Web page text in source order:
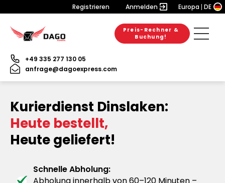
Registrieren Anmelden Europa DE
Preis-Rechner &
Buchung!
+49 335 277 130 05
anfrage@dagoexpress.com
Kurierdienst Dinslaken:
Heute bestellt,
Heute geliefert!
Schnelle Abholung: